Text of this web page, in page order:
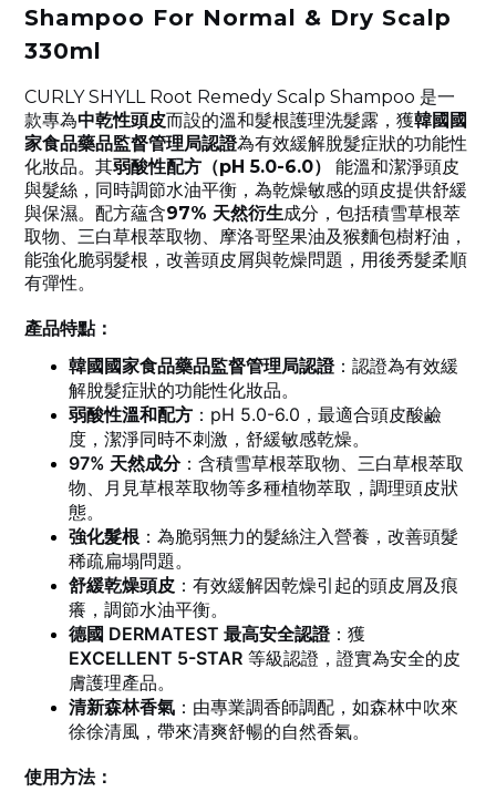
Shampoo For Normal & Dry Scalp
330ml
CURLY SHYLL Root Remedy Scalp Shampoo 是一
款專為中乾性頭皮而設的溫和髮根護理洗髮露，獲韓國國
家食品藥品監督管理局認證為有效緩解脫髮症狀的功能性
化妝品。其弱酸性配方（pH 5.0-6.0）
能溫和潔淨頭皮
與髮絲，同時調節水油平衡，為乾燥敏感的頭皮提供舒緩
與保濕。配方蘊含97% 天然衍生成分，包括積雪草根萃
取物、三白草根萃取物、摩洛哥堅果油及猴麵包樹籽油，
能強化脆弱髮根，改善頭皮屑與乾燥問題，用後秀髮柔順
有彈性。
產品特點：
韓國國家食品藥品監督管理局認證：認證為有效緩
解脫髮症狀的功能性化妝品。
弱酸性溫和配方 ：pH 5.0-6.0，最適合頭皮酸鹼
度，潔淨同時不刺激，舒緩敏感乾燥。
97% 天然成分：含積雪草根萃取物、三白草根萃取
物、月見草根萃取物等多種植物萃取，調理頭皮狀
態。
強化髮根 ：為脆弱無力的髮絲注入營養，改善頭髮
稀疏扁塌問題。
舒緩乾燥頭皮 ：有效緩解因乾燥引起的頭皮屑及痕
癢，調節水油平衡。
德國 DERMATEST 最高安全認證：獲
EXCELLENT 5-STAR 等級認證，證實為安全的皮
膚護理產品。
清新森林香氣 ：由專業調香師調配，如森林中吹來
徐徐清風，帶來清爽舒暢的自然香氣。
使用方法：